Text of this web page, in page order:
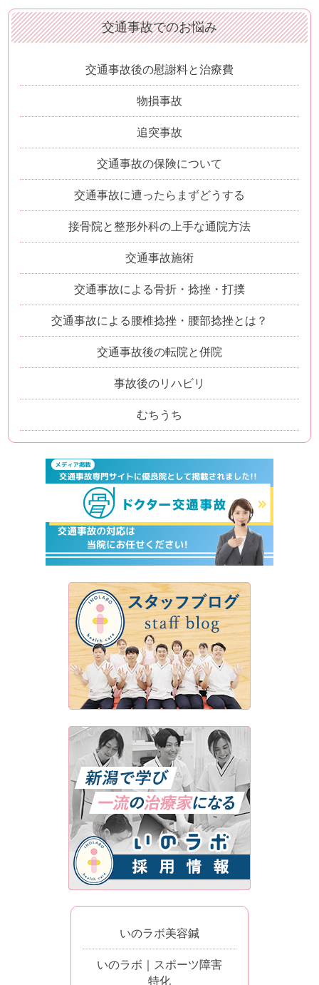
交通事故でのお悩み
交通事故後の慰謝料と治療費
物損事故
追突事故
交通事故の保険について
交通事故に遭ったらまずどうする
接骨院と整形外科の上手な通院方法
交通事故施術
交通事故による骨折・捻挫・打撲
交通事故による腰椎捻挫・腰部捻挫とは？
交通事故後の転院と併院
事故後のリハビリ
むちうち
いのラボ美容鍼
いのラボ｜スポーツ障害
特化